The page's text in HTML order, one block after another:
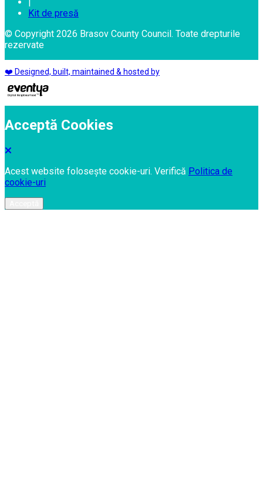
Kit de presă
© Copyright 2026 Brasov County Council. Toate drepturile
rezervate
❤️ Designed, built, maintained & hosted by
Acceptă Cookies
Acest website folosește cookie-uri. Verifică Politica de
cookie-uri